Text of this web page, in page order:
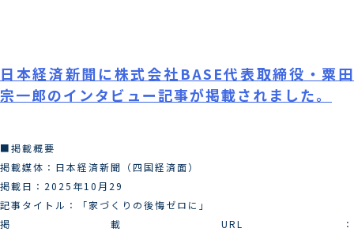
日本経済新聞に株式会社BASE代表取締役・粟田
宗一郎のインタビュー記事が掲載されました。
■掲載概要
掲載媒体：日本経済新聞（四国経済面）
掲載日：2025年10月29
記事タイトル：「家づくりの後悔ゼロに」
掲載URL：